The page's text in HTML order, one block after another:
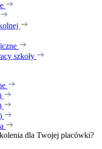
szkoły
dla Twojej placówki?